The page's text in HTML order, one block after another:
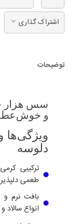
اشتراک گذاری
توضیحات
سس هزار
و
ویژگی‌ها
دلوسه
ترکیبی
طعمی
بافت نرم
انواع سالاد